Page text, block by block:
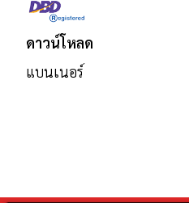
ดาวน์โหลด
แบนเนอร์